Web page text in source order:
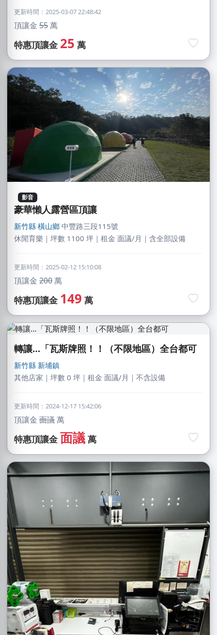
更新時間：2025-03-07 22:48:42
頂讓金 55萬
特惠頂讓金 25 萬
影音
豪華懶人露營區頂讓
新竹縣 橫山鄉 中豐路三段115號
休閒育樂｜坪數 1100 坪｜租金 面議/月｜含全部設備
更新時間：2025-02-12 15:10:08
頂讓金 200萬
特惠頂讓金 149 萬
轉讓…「瓦斯牌照！！（不限地區）全台都可
新竹縣 新埔鎮
其他店家｜坪數 0 坪｜租金 面議/月｜不含設備
更新時間：2024-12-17 15:42:06
頂讓金 面議萬
特惠頂讓金 面議 萬